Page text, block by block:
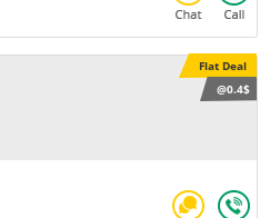
Flat Deal
@0.4$